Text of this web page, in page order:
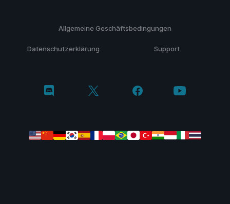
Allgemeine Geschäftsbedingungen
Datenschutzerklärung Support